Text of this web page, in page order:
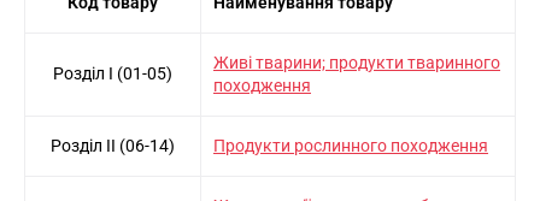
Розділ I (01-05)
Живi тварини; продукти тваринного
походження
Розділ II (06-14) Продукти рослинного походження